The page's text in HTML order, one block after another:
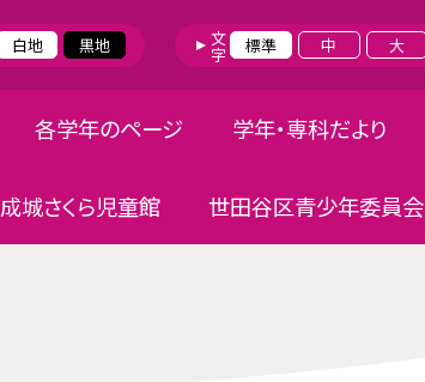
白地 黒地 文字 標準 中 大
各学年のページ 学年・専科だより
成城さくら児童館 世田谷区青少年委員会